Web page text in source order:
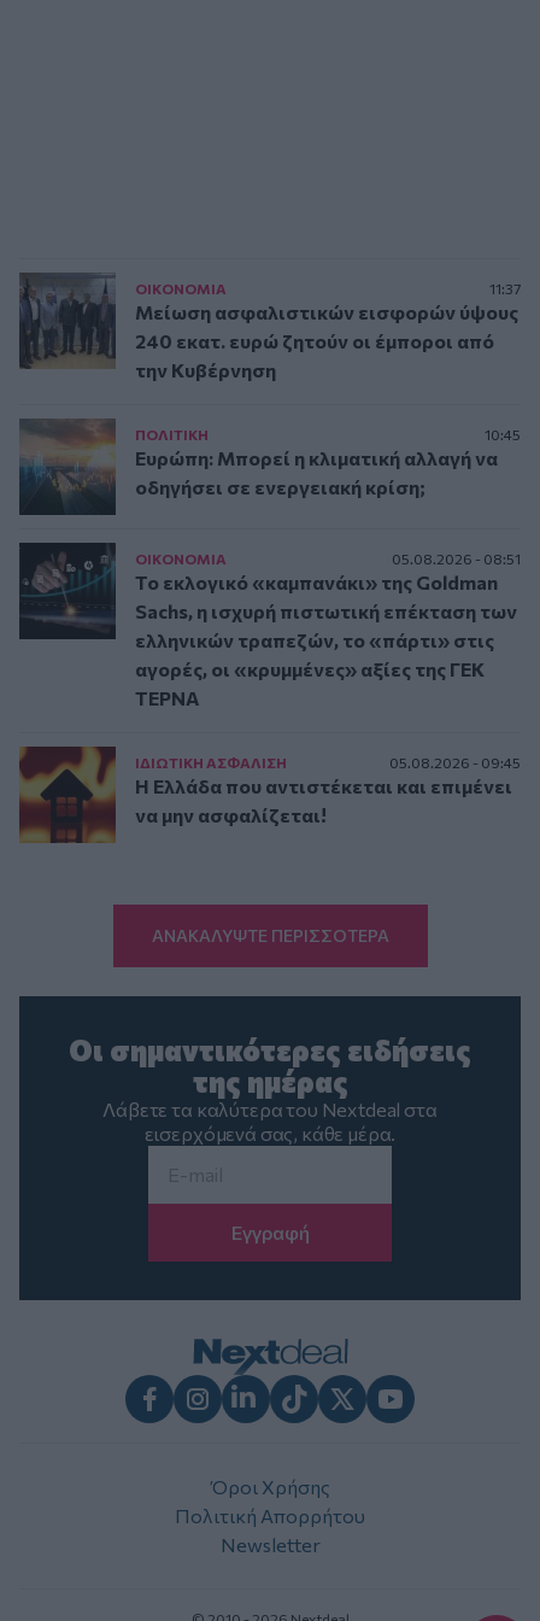
ΟΙΚΟΝΟΜΙΑ 11:37
Μείωση ασφαλιστικών εισφορών ύψους
240 εκατ. ευρώ ζητούν οι έμποροι από
την Κυβέρνηση
ΠΟΛΙΤΙΚΗ 10:45
Ευρώπη: Μπορεί η κλιματική αλλαγή να
οδηγήσει σε ενεργειακή κρίση;
ΟΙΚΟΝΟΜΙΑ 05.08.2026 - 08:51
Το εκλογικό «καμπανάκι» της Goldman
Sachs, η ισχυρή πιστωτική επέκταση των
ελληνικών τραπεζών, το «πάρτι» στις
αγορές, οι «κρυμμένες» αξίες της ΓΕΚ
ΤΕΡΝΑ
ΙΔΙΩΤΙΚΗ ΑΣΦAΛΙΣΗ 05.08.2026 - 09:45
Η Ελλάδα που αντιστέκεται και επιμένει
να μην ασφαλίζεται!
ΑΝΑΚΑΛΥΨΤΕ ΠΕΡΙΣΣΟΤΕΡΑ
Οι σημαντικότερες ειδήσεις
της ημέρας
Λάβετε τα καλύτερα του Nextdeal στα
εισερχόμενά σας, κάθε μέρα.
Όροι Χρήσης
Πολιτική Απορρήτου
Newsletter